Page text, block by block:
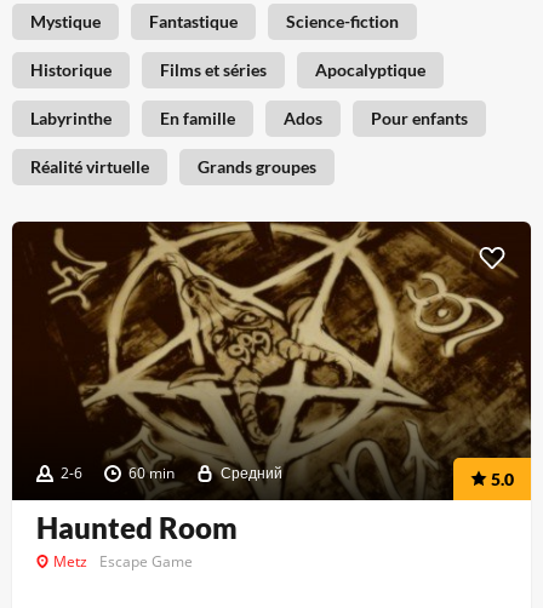
Mystique Fantastique Science-fiction
Historique Films et séries Apocalyptique
Labyrinthe En famille Ados Pour enfants
Réalité virtuelle Grands groupes
2-6 60 min Средний 5.0
Haunted Room
Metz Escape Game